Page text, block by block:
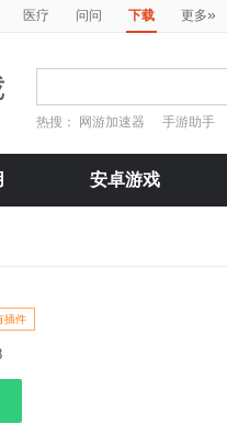
医疗 问问 下载 更多»
热搜： 网游加速器 手游助手
安卓游戏
插件